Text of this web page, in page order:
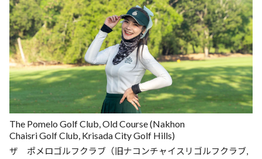
The Pomelo Golf Club, Old Course (Nakhon
Chaisri Golf Club, Krisada City Golf Hills)
ザ ポメロゴルフクラブ（旧ナコンチャイスリゴルフクラブ,